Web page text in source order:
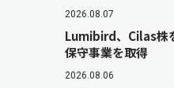
2026.08.07
Lumibird、Cilas株
保守事業を取得
2026.08.06